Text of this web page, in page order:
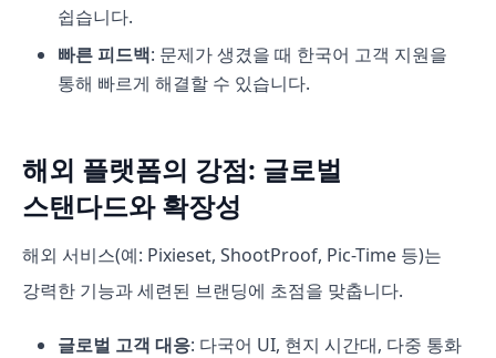
쉽습니다.
빠른 피드백: 문제가 생겼을 때 한국어 고객 지원을
통해 빠르게 해결할 수 있습니다.
해외 플랫폼의 강점: 글로벌
스탠다드와 확장성
해외 서비스(예: Pixieset, ShootProof, Pic-Time 등)는
강력한 기능과 세련된 브랜딩에 초점을 맞춥니다.
글로벌 고객 대응: 다국어 UI, 현지 시간대, 다중 통화